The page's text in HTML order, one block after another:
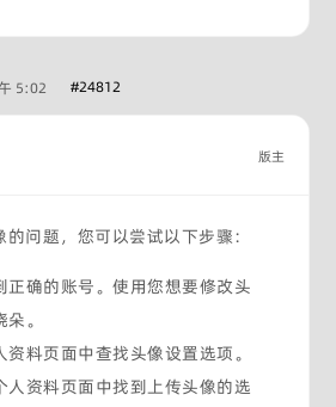
5:02 #24812
版主
问题，您可以尝试以下步骤：
正确的账号。使用您想要修改头
。
料页面中查找头像设置选项。
人资料页面中找到上传头像的选